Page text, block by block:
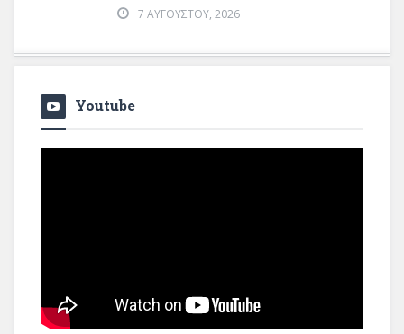
7 ΑΥΓΟΎΣΤΟΥ, 2026
Youtube